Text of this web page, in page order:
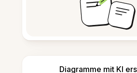
Diagramme mit KI